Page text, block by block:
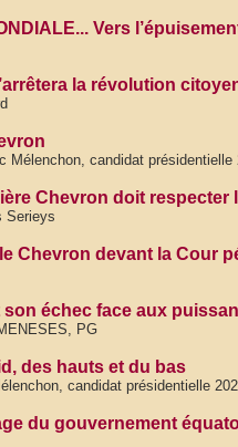
Vers
la révolution
Mélenchon, candidat présidentielle
Chevron doit respecter
Serieys
Chevron devant la Cour
son échec face aux
PG
des hauts et du bas
candidat présidentielle
du gouvernement